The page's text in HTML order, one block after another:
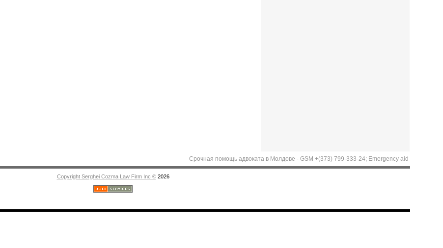
Срочная помощь адвоката в Молдове - GSM +(373) 799-333-24; Emergency aid of Lawyer in
Copyright Serghei Cozma Law Firm Inc ©2026